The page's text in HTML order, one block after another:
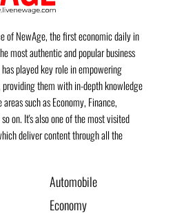
of NewAge, the first economic daily in
most authentic and popular business
played key role in empowering
them with in-depth knowledge
such as Economy, Finance,
on. It's also one of the most visited
deliver content through all the
Automobile
Economy